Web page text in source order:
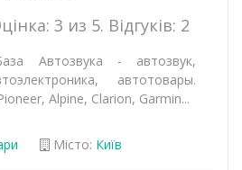
3 из 5. Відгуків: 2
Автозвука - автозвук,
автотовары.
Alpine, Clarion, Garmin...
Місто: Київ